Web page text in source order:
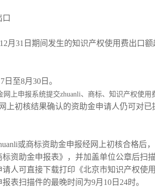
月31日期间发生的知识产权使用费出口额
至8月30日。
上申报系统提交zhuanli、商标、知识产权使
上初核结果确认的资助金申请人仍可对已
或商标资助金申报经网上初核合格后
资助金申报表》，并加盖单位公章后扫
人可直接下载打印《北京市知识产权使
表扫描件的最晚时间为9月10日24时。